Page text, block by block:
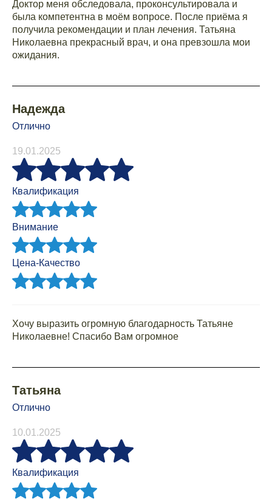
Доктор меня обследовала, проконсультировала и
была компетентна в моём вопросе. После приёма я
получила рекомендации и план лечения. Татьяна
Николаевна прекрасный врач, и она превзошла мои
ожидания.
Надежда
Отлично
19.01.2025
Квалификация
Внимание
Цена-Качество
Хочу выразить огромную благодарность Татьяне
Николаевне! Спасибо Вам огромное
Татьяна
Отлично
10.01.2025
Квалификация